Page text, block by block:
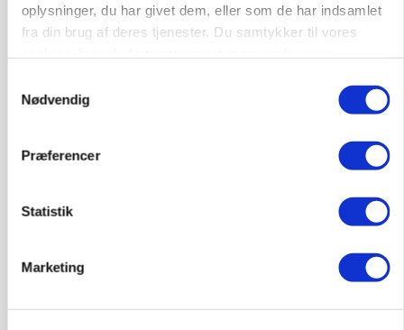
oplysninger, du har givet dem, eller som de har indsamlet
fra din brug af deres tjenester. Du samtykker til vores
Nødvendig
Præferencer
Statistik
Marketing
MARKED